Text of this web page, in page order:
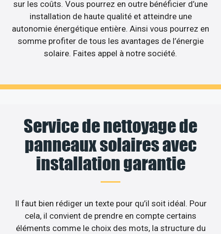
sur les coûts. Vous pourrez en outre bénéficier d’une
installation de haute qualité et atteindre une
autonomie énergétique entière. Ainsi vous pourrez en
somme profiter de tous les avantages de l’énergie
solaire. Faites appel à notre société.
Service de nettoyage de
panneaux solaires avec
installation garantie
Il faut bien rédiger un texte pour qu’il soit idéal. Pour
cela, il convient de prendre en compte certains
éléments comme le choix des mots, la structure du